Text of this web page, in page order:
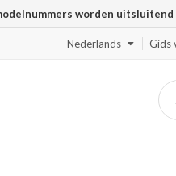
worden
Nederlands Gids